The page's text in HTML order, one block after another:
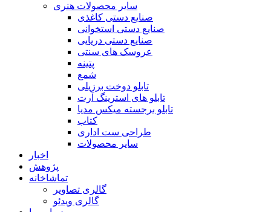
سایر محصولات هنری
صنایع دستی کاغذی
صنایع دستی استخوانی
صنایع دستی دریایی
عروسک های سنتی
پتینه
شمع
تابلو دوخت برزیلی
تابلو های استرینگ آرت
تابلو برجسته میکس مدیا
کتاب
طراحی ست اداری
سایر محصولات
اخبار
پژوهش
تماشاخانه
گالری تصاویر
گالری ویدئو